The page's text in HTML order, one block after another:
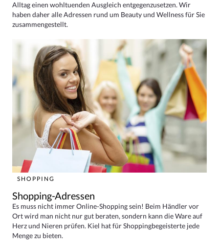
Alltag einen wohltuenden Ausgleich entgegenzusetzen. Wir
haben daher alle Adressen rund um Beauty und Wellness für Sie
zusammengestellt.
SHOPPING
Shopping-Adressen
Es muss nicht immer Online-Shopping sein! Beim Händler vor
Ort wird man nicht nur gut beraten, sondern kann die Ware auf
Herz und Nieren prüfen. Kiel hat für Shoppingbegeisterte jede
Menge zu bieten.